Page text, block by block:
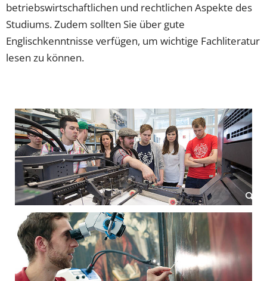
betriebswirtschaftlichen und rechtlichen Aspekte des
Studiums. Zudem sollten Sie über gute
Englischkenntnisse verfügen, um wichtige Fachliteratur
lesen zu können.